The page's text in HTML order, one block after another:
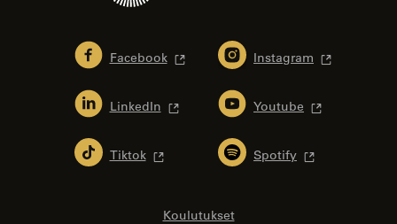
Facebook Instagram
LinkedIn Youtube
Tiktok Spotify
Koulutukset